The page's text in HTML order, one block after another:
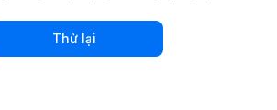
Thử lại